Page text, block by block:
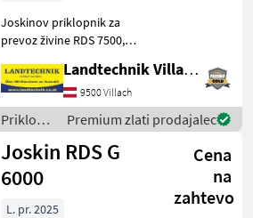
Joskinov priklopnik za
prevoz živine RDS 7500,
tandemsko osjo, v celoti
pocinkana izvedba s tlemi iz
sintetične smole, enodelna
notranja pre
Landtechnik Villach GmbH
9500 Villach
Priklopniki
/ Joskin
Premium zlati prodajalec
Joskin RDS G
6000
Cena
na
zahtevo
L. pr. 2025